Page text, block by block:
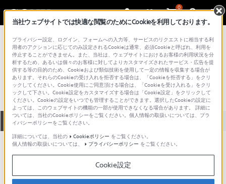
0
総合サポート・お問い合わせ プロフェッショナル／業務用
OXF-R3
全て ダウンロード 取扱説明書 Q&A
ダウンロード
現在、本ページで提供されているアップデート情報はありませ
当社ウェブサイトでは快適な閲覧のためにCookieを利用しております。
プライバシー設定、ログイン、フォームへの入力等、サービスのリクエストに相当する利
用者のアクションに応じてのみ設定されるCookieは通常、必須Cookieと呼ばれ、利用を
停止することができません。また、当社は、ウェブサイトにおけるお客様の利用状況を分
析するため、あるいは個々のお客様に対してよりカスタマイズされたサービス・広告を提
供する等の目的のため、Cookieおよび類似技術を使用して一定の情報を収集する場合が
あります。それらのCookieの受け入れを拒否する場合は、「Cookieを拒否する」をクリ
ックしてください。Cookie使用にご同意頂ける場合は、「Cookieを受け入れる」をクリ
ックして下さい。Cookie設定をカスタマイズする場合は「Cookie設定」をクリックして
ください。Cookieの設定をいつでも管理することができます。選択したCookieの設定に
よっては、このウェブサイトの機能の一部が使用できなくなる場合があります。 詳細に
ついては、当社のCookieポリシーをご覧ください。個人情報の取扱いについては、プラ
イバシーポリシーをご覧ください。
詳細については、当社の
Cookieポリシー をご覧ください。
個人情報の取扱いについては、
プライバシーポリシー をご覧ください。
Cookie設定